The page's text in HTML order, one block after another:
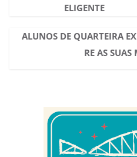
ELIGENTE
ALUNOS DE QUARTEIRA
RE AS